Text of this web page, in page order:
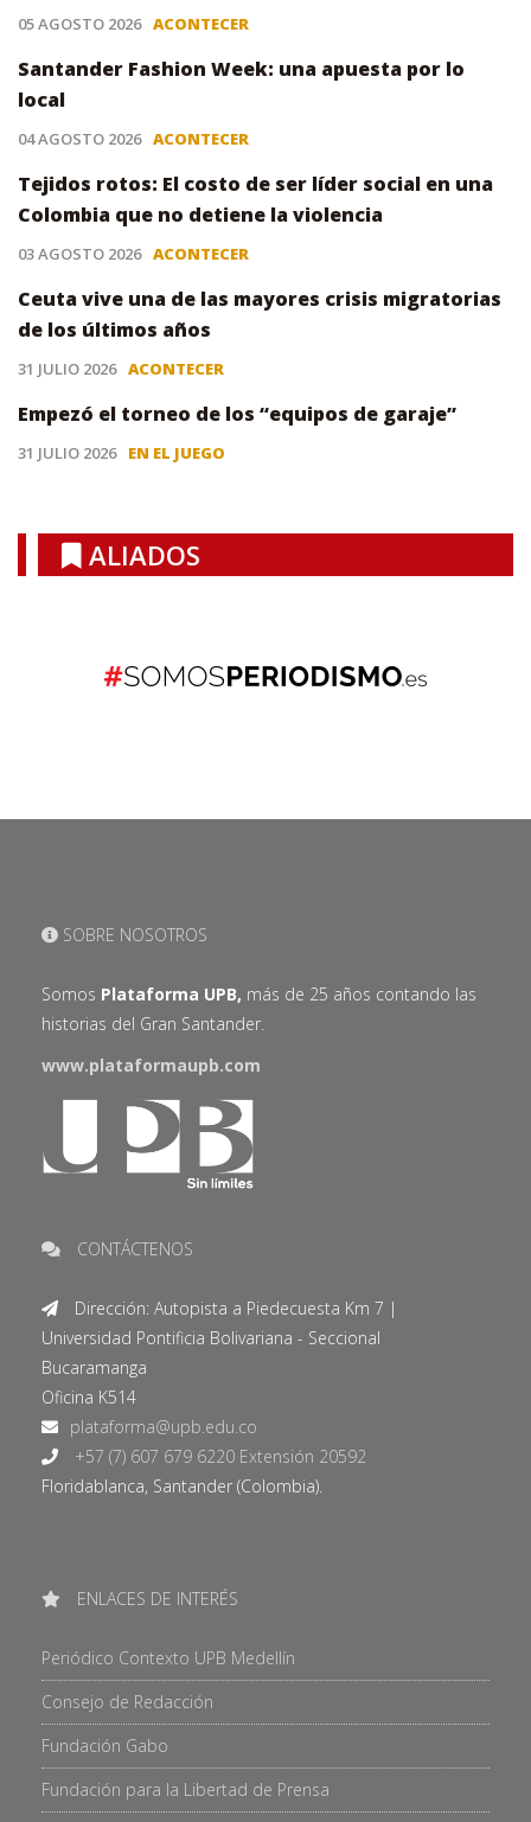
05 AGOSTO 2026 ACONTECER
Santander Fashion Week: una apuesta por lo
local
04 AGOSTO 2026 ACONTECER
Tejidos rotos: El costo de ser líder social en una
Colombia que no detiene la violencia
03 AGOSTO 2026 ACONTECER
Ceuta vive una de las mayores crisis migratorias
de los últimos años
31 JULIO 2026 ACONTECER
Empezó el torneo de los “equipos de garaje”
31 JULIO 2026 EN EL JUEGO
ALIADOS
SOBRE NOSOTROS
Somos Plataforma UPB, más de 25 años contando las
historias del Gran Santander.
www.plataformaupb.com
CONTÁCTENOS
Dirección: Autopista a Piedecuesta Km 7 |
Universidad Pontificia Bolivariana - Seccional
Bucaramanga
Oficina K514
+57 (7) 607 679 6220 Extensión 20592
Floridablanca, Santander (Colombia).
ENLACES DE INTERÉS
Periódico Contexto UPB Medellín
Consejo de Redacción
Fundación Gabo
Fundación para la Libertad de Prensa